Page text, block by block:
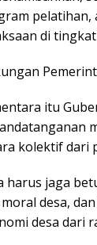
pelatihan,
di
itu
kolektif dari
harus jaga
desa,
desa dari